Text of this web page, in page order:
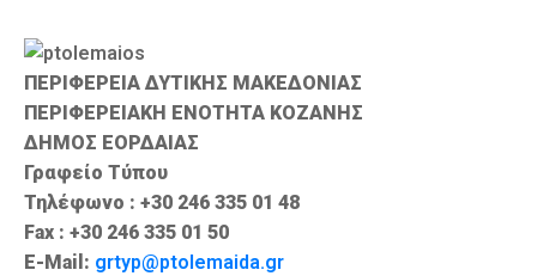
ΠΕΡΙΦΕΡΕΙΑ ΔΥΤΙΚΗΣ ΜΑΚΕΔΟΝΙΑΣ
ΠΕΡΙΦΕΡΕΙΑΚΗ ΕΝΟΤΗΤΑ ΚΟΖΑΝΗΣ
ΔΗΜΟΣ ΕΟΡΔΑΙΑΣ
Γραφείο Τύπου
Τηλέφωνο : +30 246 335 01 48
Fax : +30 246 335 01 50
E-Mail: grtyp@ptolemaida.gr